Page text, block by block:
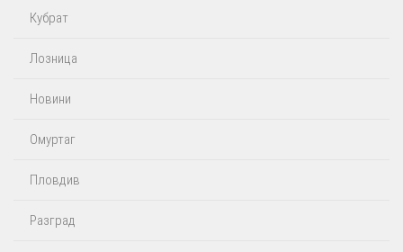
Кубрат
Лозница
Новини
Омуртаг
Пловдив
Разград